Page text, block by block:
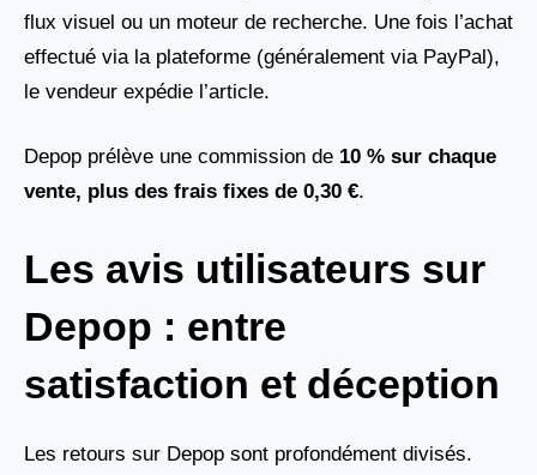
flux visuel ou un moteur de recherche. Une fois l’achat
effectué via la plateforme (généralement via PayPal),
le vendeur expédie l’article.
Depop prélève une commission de 10 % sur chaque
vente, plus des frais fixes de 0,30 €.
Les avis utilisateurs sur
Depop : entre
satisfaction et déception
Les retours sur Depop sont profondément divisés.